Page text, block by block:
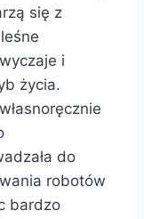
się z
i
życia.
do
robotów
bardzo